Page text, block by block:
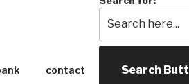
NOVOA
contact Search